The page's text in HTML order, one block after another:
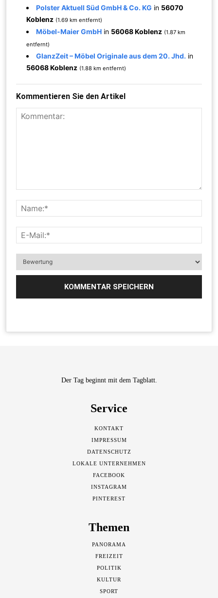
Polster Aktuell Süd GmbH & Co. KG in 56070
Koblenz (1.69 km entfernt)
Möbel-Maier GmbH in 56068 Koblenz (1.87 km
entfernt)
GlanzZeit – Möbel Originale aus dem 20. Jhd. in
56068 Koblenz (1.88 km entfernt)
Kommentieren Sie den Artikel
Der Tag beginnt mit dem Tagblatt.
Service
KONTAKT
IMPRESSUM
DATENSCHUTZ
LOKALE UNTERNEHMEN
FACEBOOK
INSTAGRAM
PINTEREST
Themen
PANORAMA
FREIZEIT
POLITIK
KULTUR
SPORT